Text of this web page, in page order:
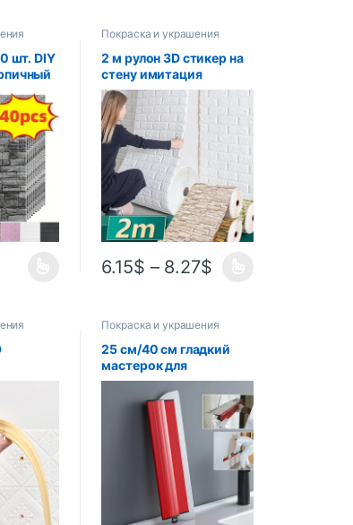
шт. DIY
стену,
Покраска и украшения
2 м рулон 3D стикер на
стену имитация
кирпича спальня
домашний декор
водостойкие
самоклеящиеся обои
«сделай сам» для
гостиной ТВ фон
6.15$ – 8.27$
Покраска и украшения
25 см/40 см гладкий
мастерок для
гипсокартона, щетка
для стены, гибкое
лезвие, аэрозольная
краска, отделка
шпаклевки,
строительные
инструменты,
инструменты для
настенного материала